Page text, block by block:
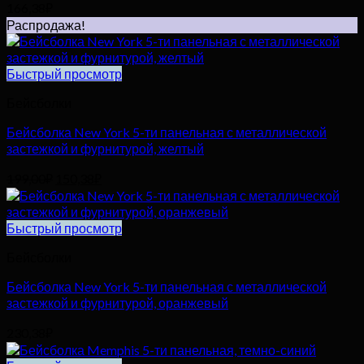
Распродажа!
Быстрый просмотр
Бейсболка New York 5-ти панельная с металлической
застежкой и фурнитурой, желтый
цена
составляла
199,00₽.
цена:
150,38₽.
Быстрый просмотр
Бейсболка New York 5-ти панельная с металлической
застежкой и фурнитурой, оранжевый